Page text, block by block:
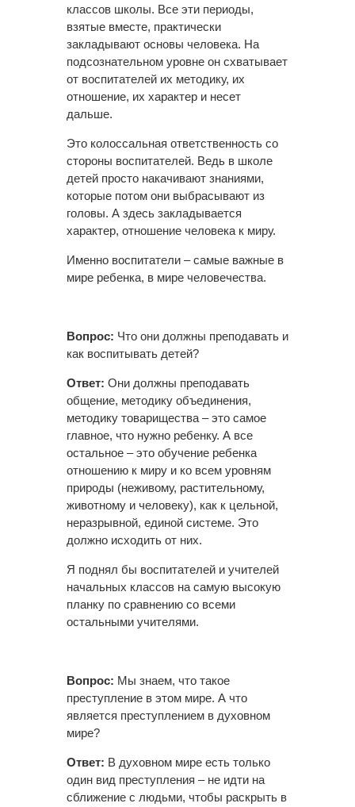
классов школы. Все эти периоды,
взятые вместе, практически
закладывают основы человека. На
подсознательном уровне он схватывает
от воспитателей их методику, их
отношение, их характер и несет
дальше.
Это колоссальная ответственность со
стороны воспитателей. Ведь в школе
детей просто накачивают знаниями,
которые потом они выбрасывают из
головы. А здесь закладывается
характер, отношение человека к миру.
Именно воспитатели – самые важные в
мире ребенка, в мире человечества.
Вопрос: Что они должны преподавать и
как воспитывать детей?
Ответ: Они должны преподавать
общение, методику объединения,
методику товарищества – это самое
главное, что нужно ребенку. А все
остальное – это обучение ребенка
отношению к миру и ко всем уровням
природы (неживому, растительному,
животному и человеку), как к цельной,
неразрывной, единой системе. Это
должно исходить от них.
Я поднял бы воспитателей и учителей
начальных классов на самую высокую
планку по сравнению со всеми
остальными учителями.
Вопрос: Мы знаем, что такое
преступление в этом мире. А что
является преступлением в духовном
мире?
Ответ: В духовном мире есть только
один вид преступления – не идти на
сближение с людьми, чтобы раскрыть в